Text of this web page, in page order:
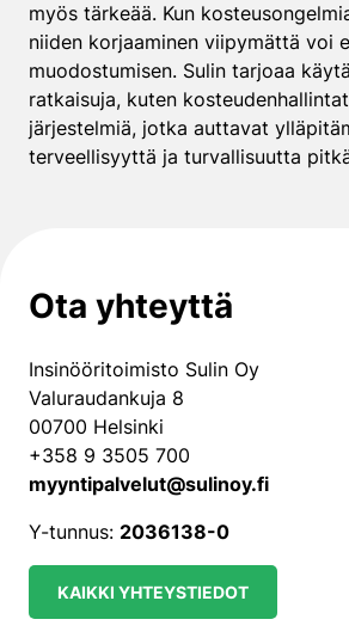
myös tärkeää. Kun
niiden korjaaminen viipymättä voi
muodostumisen. Sulin tarjoaa
ratkaisuja, kuten
järjestelmiä, jotka auttavat
terveellisyyttä ja turvallisuutta
Ota yhteyttä
Insinööritoimisto Sulin Oy
Valuraudankuja 8
00700 Helsinki
+358 9 3505 700
myyntipalvelut@sulinoy.fi
Y-tunnus: 2036138-0
KAIKKI YHTEYSTIEDOT